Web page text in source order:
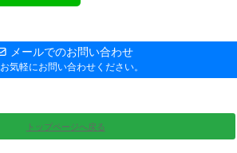
メールでのお問い合わせ
お気軽にお問い合わせください。
トップページへ戻る